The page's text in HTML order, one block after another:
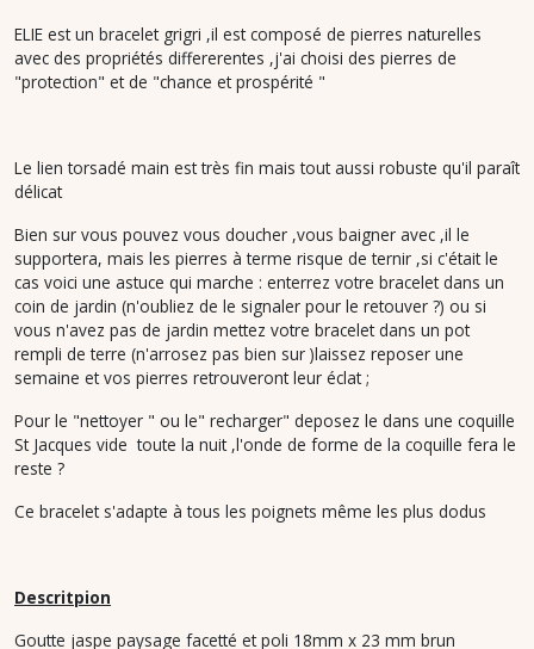
ELIE est un bracelet grigri ,il est composé de pierres naturelles
avec des propriétés differerentes ,j'ai choisi des pierres de
"protection" et de "chance et prospérité "
Le lien torsadé main est très fin mais tout aussi robuste qu'il paraît
délicat
Bien sur vous pouvez vous doucher ,vous baigner avec ,il le
supportera, mais les pierres à terme risque de ternir ,si c'était le
cas voici une astuce qui marche : enterrez votre bracelet dans un
coin de jardin (n'oubliez de le signaler pour le retouver ?) ou si
vous n'avez pas de jardin mettez votre bracelet dans un pot
rempli de terre (n'arrosez pas bien sur )laissez reposer une
semaine et vos pierres retrouveront leur éclat ;
Pour le "nettoyer " ou le" recharger" deposez le dans une coquille
St Jacques vide toute la nuit ,l'onde de forme de la coquille fera le
reste ?
Ce bracelet s'adapte à tous les poignets même les plus dodus
Descritpion
Goutte jaspe paysage facetté et poli 18mm x 23 mm brun